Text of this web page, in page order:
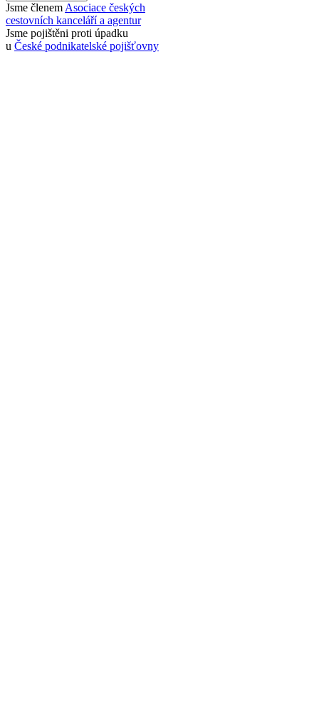
Jsme členem Asociace českých
cestovních kanceláří a agentur
Jsme pojištěni proti úpadku
u České podnikatelské pojišťovny